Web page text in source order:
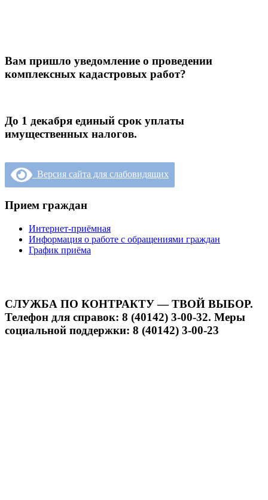
Вам пришло уведомление о проведении
комплексных кадастровых работ?
До 1 декабря единый срок уплаты
имущественных налогов.
Версия сайта для слабовидящих
Прием граждан
Интернет-приёмная
Информация о работе с обращениями граждан
График приёма
СЛУЖБА ПО КОНТРАКТУ — ТВОЙ ВЫБОР.
Телефон для справок: 8 (40142) 3-00-32. Меры
социальной поддержки: 8 (40142) 3-00-23